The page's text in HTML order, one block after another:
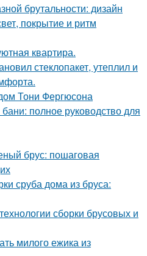
брутальности: дизайн
покрытие и ритм
квартира.
стеклопакет, утеплил и
Тони Фергюсона
полное руководство для
брус: пошаговая
сруба дома из бруса:
сборки брусовых и
милого ежика из